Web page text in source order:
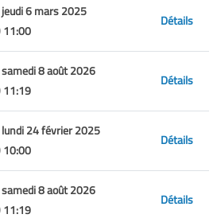
jeudi 6 mars 2025
11:00
Détails
samedi 8 août 2026
11:19
Détails
lundi 24 février 2025
10:00
Détails
samedi 8 août 2026
11:19
Détails